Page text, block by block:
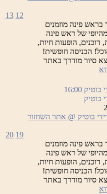
פינה מוזמנים
של ראש פינה
הופעות חיות,
הכניסה חופשית!
18:00 וב19:30 יצא סיור מודרך באתר
בולברד
–
ירידי
בוטיק
12
13
בוטיק 16:00
בוטיק
פינה מוזמנים
של ראש פינה
הופעות חיות,
הכניסה חופשית!
18:00 וב19:30 יצא סיור מודרך באתר
19
20